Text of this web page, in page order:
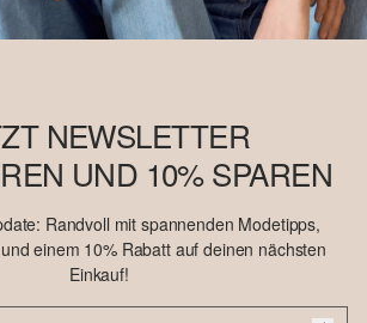
NEWSLETTER
UND 10% SPAREN
Randvoll mit spannenden Modetipps,
einem 10% Rabatt auf deinen nächsten
Einkauf!